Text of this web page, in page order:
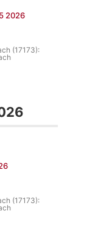
2026
(17173):
(17173):